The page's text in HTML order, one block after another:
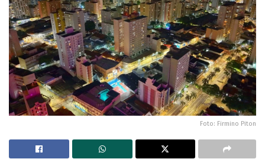
Foto: Firmino Piton